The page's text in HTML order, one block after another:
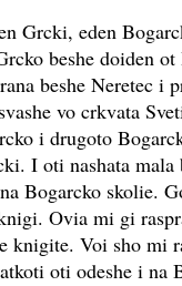
Grcki, eden
beshe doiden
beshe Neretec i
vo crkvata
i drugoto
I oti nashata mala
Bogarcko skolie.
Ovia mi gi
knigite. Voi sho mi
oti odeshe i na